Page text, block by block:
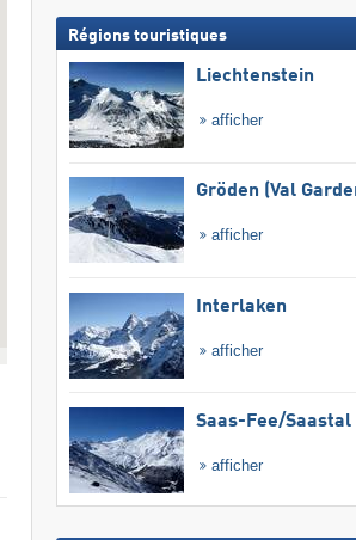
Régions touristiques
Liechtenstein
afficher
Gröden (Val
afficher
Interlaken
afficher
Saas-Fee/​Saastal
afficher